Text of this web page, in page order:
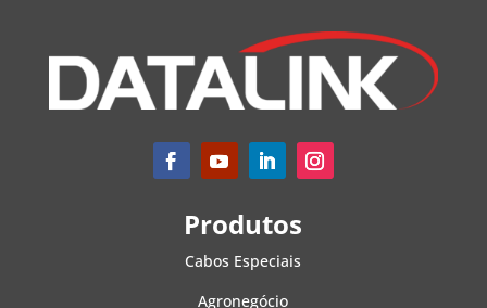
Produtos
Cabos Especiais
Agronegócio